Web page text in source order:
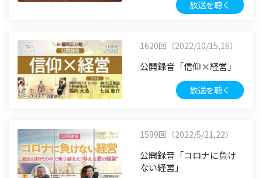
放送を聴く
1620回（2022/10/15,16）
公開録音「信仰×経営」
放送を聴く
1599回（2022/5/21,22）
公開録音「コロナに負け
ない経営」